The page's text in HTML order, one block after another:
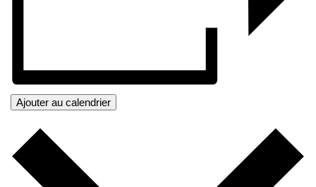
Ajouter au calendrier